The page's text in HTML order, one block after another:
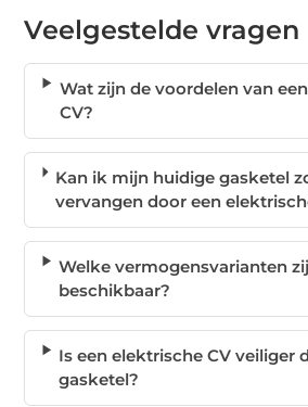
Veelgestelde vragen
Wat zijn de voordelen van
CV?
Kan ik mijn huidige gasketel
vervangen door een
Welke vermogensvarianten
beschikbaar?
Is een elektrische CV veiliger
gasketel?